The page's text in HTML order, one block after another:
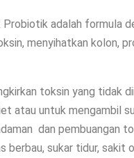
adalah formula
menyihatkan kolon,
toksin yang tidak
atau untuk mengambil
dan pembuangan
berbau, sukar tidur,